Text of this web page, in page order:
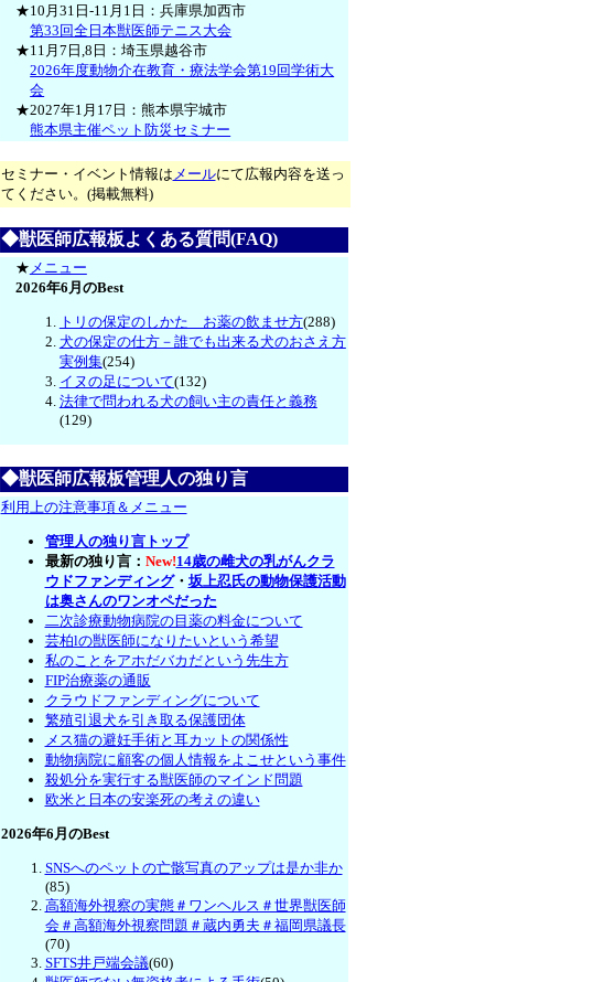
★10月31日-11月1日：兵庫県加西市
第33回全日本獣医師テニス大会
★11月7日,8日：埼玉県越谷市
2026年度動物介在教育・療法学会第19回学術大
会
★2027年1月17日：熊本県宇城市
熊本県主催ペット防災セミナー
セミナー・イベント情報は メールにて広報内容を送っ
てください。(掲載無料)
◆獣医師広報板よくある質問(FAQ)
★ メニュー
2026年6月のBest
トリの保定のしかた お薬の飲ませ方(288)
犬の保定の仕方－誰でも出来る犬のおさえ方
実例集(254)
イヌの足について(132)
法律で問われる犬の飼い主の責任と義務
(129)
◆獣医師広報板管理人の独り言
利用上の注意事項＆メニュー
管理人の独り言トップ
最新の独り言： New!14歳の雌犬の乳がんクラ
ウドファンディング・坂上忍氏の動物保護活動
は奥さんのワンオペだった
二次診療動物病院の目薬の料金について
芸柏lの獣医師になりたいという希望
私のことをアホだバカだという先生方
FIP治療薬の通販
クラウドファンディングについて
繁殖引退犬を引き取る保護団体
メス猫の避妊手術と耳カットの関係性
動物病院に顧客の個人情報をよこせという事件
殺処分を実行する獣医師のマインド問題
欧米と日本の安楽死の考えの違い
2026年6月のBest
SNSへのペットの亡骸写真のアップは是か非か
(85)
高額海外視察の実態＃ワンヘルス＃世界獣医師
会＃高額海外視察問題＃蔵内勇夫＃福岡県議長
(70)
SFTS井戸端会議(60)